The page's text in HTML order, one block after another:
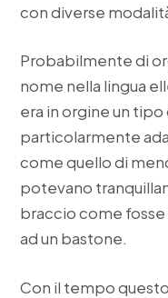
con diverse
Probabilmente di
nome nella lingua
era in orgine un tipo
particolarmente
come quello di
potevano
braccio come
ad un bastone.
Con il tempo